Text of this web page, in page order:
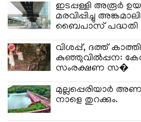
ഇടപ്പള്ളി അരൂർ
മരവിപ്പിച്ചു
ബൈപാസ് പദ്ധതി
വിശപ്പ്, ദത്ത്
കുഞ്ഞുവിൽപ്പന:
സംരക്ഷണ സ�
മുല്ലപ്പെരിയാർ
നാളെ തുറക്കും.